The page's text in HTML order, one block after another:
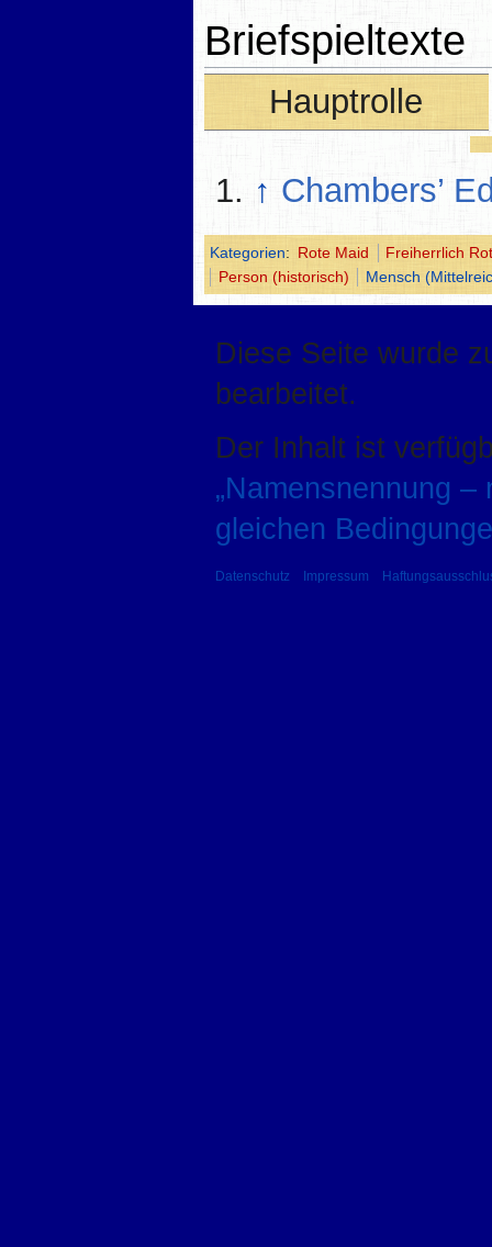
Briefspieltexte
Hauptrolle
↑ Chambers’
Kategorien: Rote Maid
Freiherrlich
Person (historisch)
Mensch
Diese Seite wurde
bearbeitet.
Der Inhalt ist
„Namensnennung
gleichen
Datenschutz Impressum